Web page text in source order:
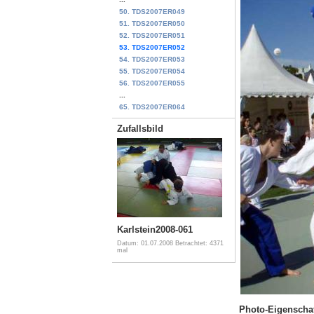
50. TDS2007ER049
51. TDS2007ER050
52. TDS2007ER051
53. TDS2007ER052
54. TDS2007ER053
55. TDS2007ER054
56. TDS2007ER055
65. TDS2007ER064
Zufallsbild
Karlstein2008-061
Datum: 01.07.2008 Betrachtet: 4371
mal
Photo-